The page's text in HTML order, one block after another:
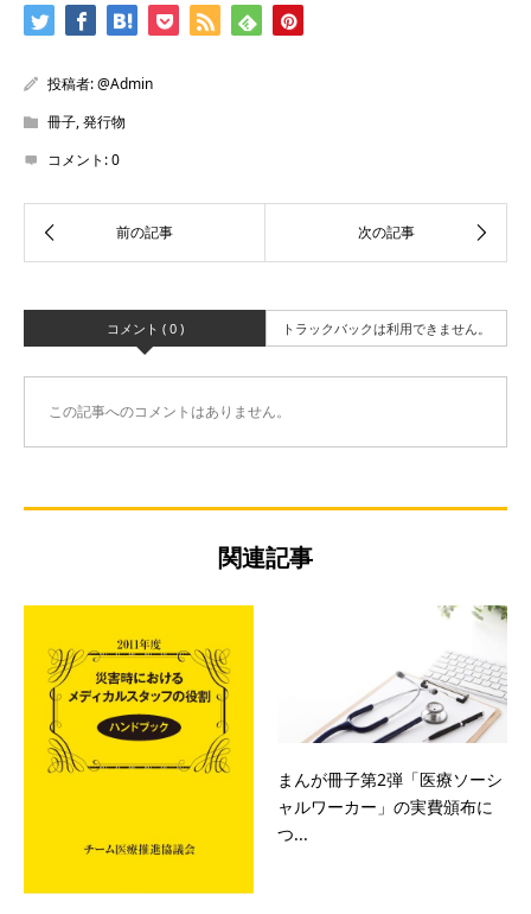
投稿者:@Admin
冊子,発行物
コメント:0
コメント ( 0 ) トラックバックは利用できません。
この記事へのコメントはありません。
関連記事
まんが冊子第2弾「医療ソーシ
ャルワーカー」の実費頒布に
つ...